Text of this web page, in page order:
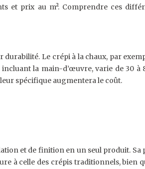
et prix au m². Comprendre ces
Le crépi à la chaux, par
la main-d’œuvre, varie de 30
spécifique augmentera le coût.
et de finition en un seul produit. Sa
à celle des crépis traditionnels, bien